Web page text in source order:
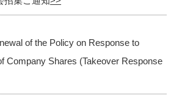
of the Policy on Response to
Company Shares (Takeover Response